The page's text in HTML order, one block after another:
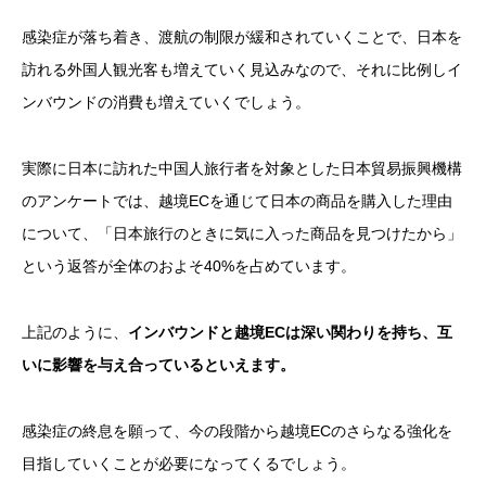
感染症が落ち着き、渡航の制限が緩和されていくことで、日本を
訪れる外国人観光客も増えていく見込みなので、それに比例しイ
ンバウンドの消費も増えていくでしょう。
実際に日本に訪れた中国人旅行者を対象とした日本貿易振興機構
のアンケートでは、越境ECを通じて日本の商品を購入した理由
について、「日本旅行のときに気に入った商品を見つけたから」
という返答が全体のおよそ40%を占めています。
上記のように、 インバウンドと越境ECは深い関わりを持ち、互
いに影響を与え合っているといえます。
感染症の終息を願って、今の段階から越境ECのさらなる強化を
目指していくことが必要になってくるでしょう。